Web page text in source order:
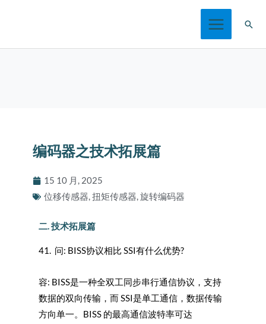
搜
编码器之技术拓展篇
15 10 月, 2025
位移传感器,扭矩传感器,旋转编码器
二. 技术拓展篇
41. 问: BISS协议相比 SSI有什么优势?
容: BISS是一种全双工同步串行通信协议，支持
数据的双向传输，而 SSI是单工通信，数据传输
方向单一。BISS 的最高通信波特率可达